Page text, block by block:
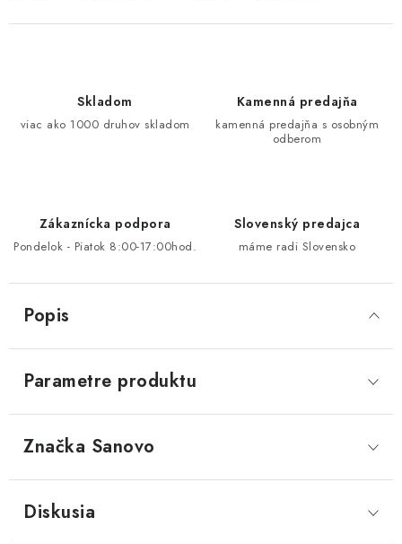
Skladom
viac ako 1000 druhov skladom
Kamenná predajňa
kamenná predajňa s osobným
odberom
Zákaznícka podpora
Pondelok - Piatok 8:00-17:00hod.
Slovenský predajca
máme radi Slovensko
Popis
Parametre produktu
Značka Sanovo
Diskusia